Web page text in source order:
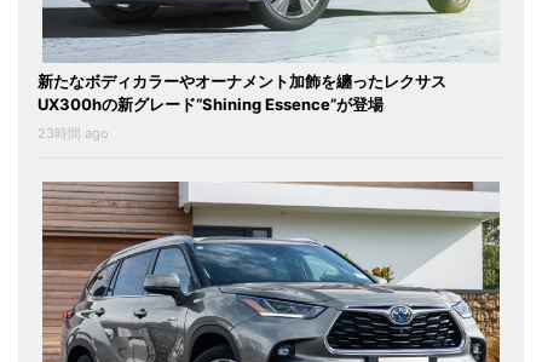
新たなボディカラーやオーナメント加飾を纏ったレクサス
UX300hの新グレード“Shining Essence”が登場
23時間 ago